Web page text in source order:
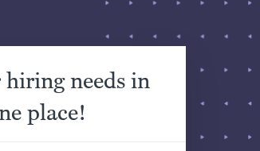
needs in
place!